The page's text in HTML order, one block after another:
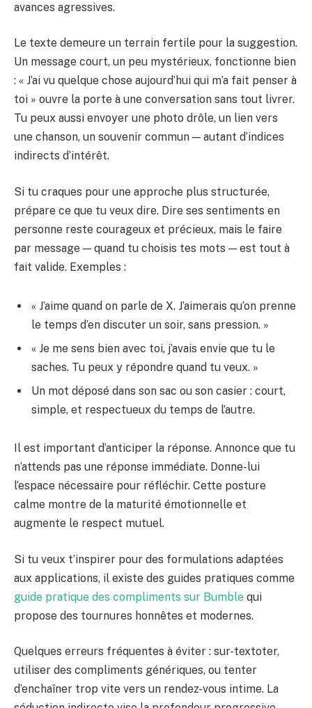
avances agressives.
Le texte demeure un terrain fertile pour la suggestion.
Un message court, un peu mystérieux, fonctionne bien
: « J’ai vu quelque chose aujourd’hui qui m’a fait penser à
toi » ouvre la porte à une conversation sans tout livrer.
Tu peux aussi envoyer une photo drôle, un lien vers
une chanson, un souvenir commun — autant d’indices
indirects d’intérêt.
Si tu craques pour une approche plus structurée,
prépare ce que tu veux dire. Dire ses sentiments en
personne reste courageux et précieux, mais le faire
par message — quand tu choisis tes mots — est tout à
fait valide. Exemples :
« J’aime quand on parle de X. J’aimerais qu’on prenne
le temps d’en discuter un soir, sans pression. »
« Je me sens bien avec toi, j’avais envie que tu le
saches. Tu peux y répondre quand tu veux. »
Un mot déposé dans son sac ou son casier : court,
simple, et respectueux du temps de l’autre.
Il est important d’anticiper la réponse. Annonce que tu
n’attends pas une réponse immédiate. Donne-lui
l’espace nécessaire pour réfléchir. Cette posture
calme montre de la maturité émotionnelle et
augmente le respect mutuel.
Si tu veux t’inspirer pour des formulations adaptées
aux applications, il existe des guides pratiques comme
guide pratique des compliments sur Bumble qui
propose des tournures honnêtes et modernes.
Quelques erreurs fréquentes à éviter : sur-textoter,
utiliser des compliments génériques, ou tenter
d’enchaîner trop vite vers un rendez-vous intime. La